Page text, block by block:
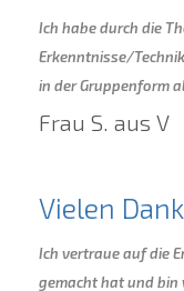
Ich habe durch die
Erkenntnisse/
in der Gruppenform
Frau S. aus V
Vielen Dank
Ich vertraue auf die
gemacht hat und bin